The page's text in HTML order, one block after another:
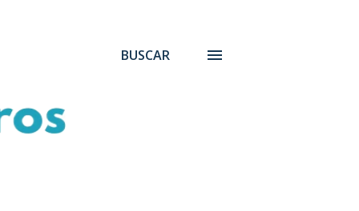
BUSCAR